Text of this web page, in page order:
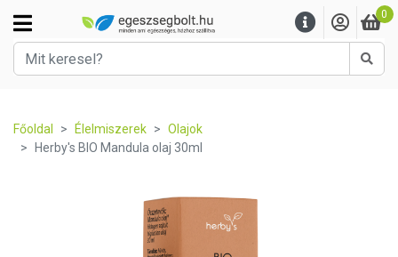
0
Főoldal Élelmiszerek
Olajok
Herby's BIO Mandula olaj 30ml